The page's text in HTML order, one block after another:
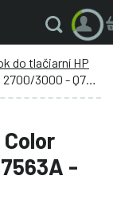
do tlačiarní HP
Q7563A - magenta
-